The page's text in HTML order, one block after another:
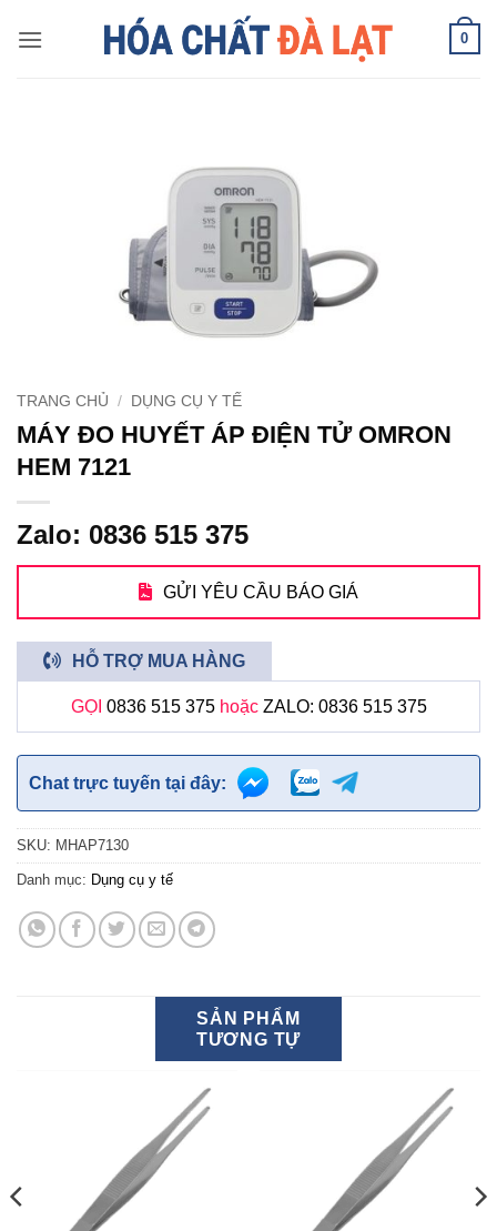
0
TRANG CHỦ / DỤNG CỤ Y TẾ
MÁY ĐO HUYẾT ÁP ĐIỆN TỬ OMRON
HEM 7121
Zalo: 0836 515 375
GỬI YÊU CẦU BÁO GIÁ
HỖ TRỢ MUA HÀNG
GỌI 0836 515 375hoặc ZALO: 0836 515 375
Chat trực tuyến tại đây:
SKU: MHAP7130
Danh mục: Dụng cụ y tế
SẢN PHẨM
TƯƠNG TỰ